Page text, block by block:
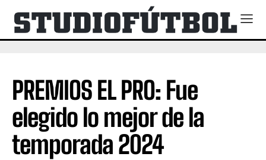
PREMIOS EL PRO: Fue
elegido lo mejor de la
temporada 2024